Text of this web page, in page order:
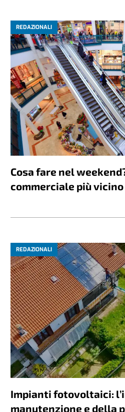
REDAZIONALI
Cosa fare nel
commerciale più vicino
REDAZIONALI
Impianti fotovoltaici:
manutenzione e della